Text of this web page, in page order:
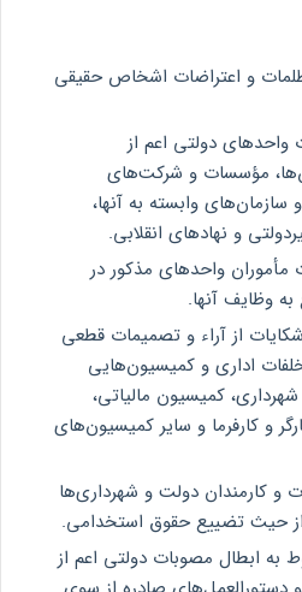
و اعتراضات اشخاص حقیقی
واحدهای دولتی اعم از
مؤسسات و شرکت‌های
سازمان‌های وابسته به آنها،
و نهادهای انقلابی.
مأموران واحدهای مذکور در
از آراء و تصمیمات قطعی
اداری و کمیسیون‌هایی
مانند کمیسیون ماده ۱۰۰ شهرداری، کمیسیون مالیاتی،
و کارفرما و سایر کمیسیون‌های
و کارمندان دولت و شهرداری‌ها
حیث تضییع حقوق استخدامی.
به ابطال مصوبات دولتی اعم از